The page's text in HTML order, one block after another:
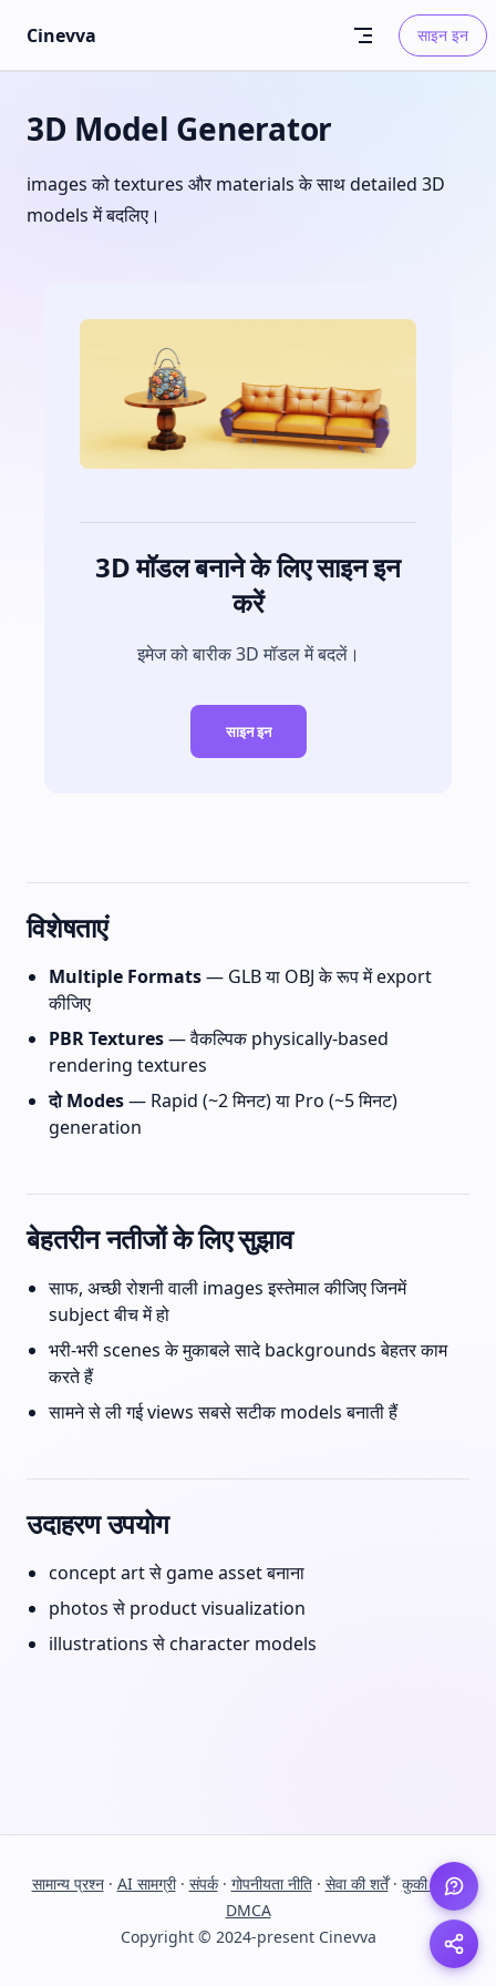
Skip to content
Cinevva साइन इन
3D Model Generator
images को textures और materials के साथ detailed 3D
models में बदलिए।
3D मॉडल बनाने के लिए साइन इन
करें
इमेज को बारीक 3D मॉडल में बदलें।
साइन इन
विशेषताएं
Multiple Formats— GLB या OBJ के रूप में export
कीजिए
PBR Textures— वैकल्पिक physically-based
rendering textures
दो Modes— Rapid (~2 मिनट) या Pro (~5 मिनट)
generation
बेहतरीन नतीजों के लिए सुझाव
साफ, अच्छी रोशनी वाली images इस्तेमाल कीजिए जिनमें
subject बीच में हो
भरी-भरी scenes के मुकाबले सादे backgrounds बेहतर काम
करते हैं
सामने से ली गई views सबसे सटीक models बनाती हैं
उदाहरण उपयोग
concept art से game asset बनाना
photos से product visualization
illustrations से character models
सामान्य प्रश्न· AI सामग्री· संपर्क· गोपनीयता नीति· सेवा की शर्तें· कुकी नीति·
DMCA
Copyright © 2024-present Cinevva